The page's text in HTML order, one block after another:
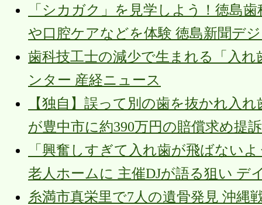
「シカガク」を見学しよう！徳島
や口腔ケアなどを体験 徳島新聞デ
歯科技工士の減少で生まれる「入
ンター 産経ニュース
【独自】誤って別の歯を抜かれ入
が豊中市に約390万円の賠償求め提
「興奮しすぎて入れ歯が飛ばない
老人ホームに 主催DJが語る狙い デ
糸満市真栄里で7人の遺骨発見 沖縄